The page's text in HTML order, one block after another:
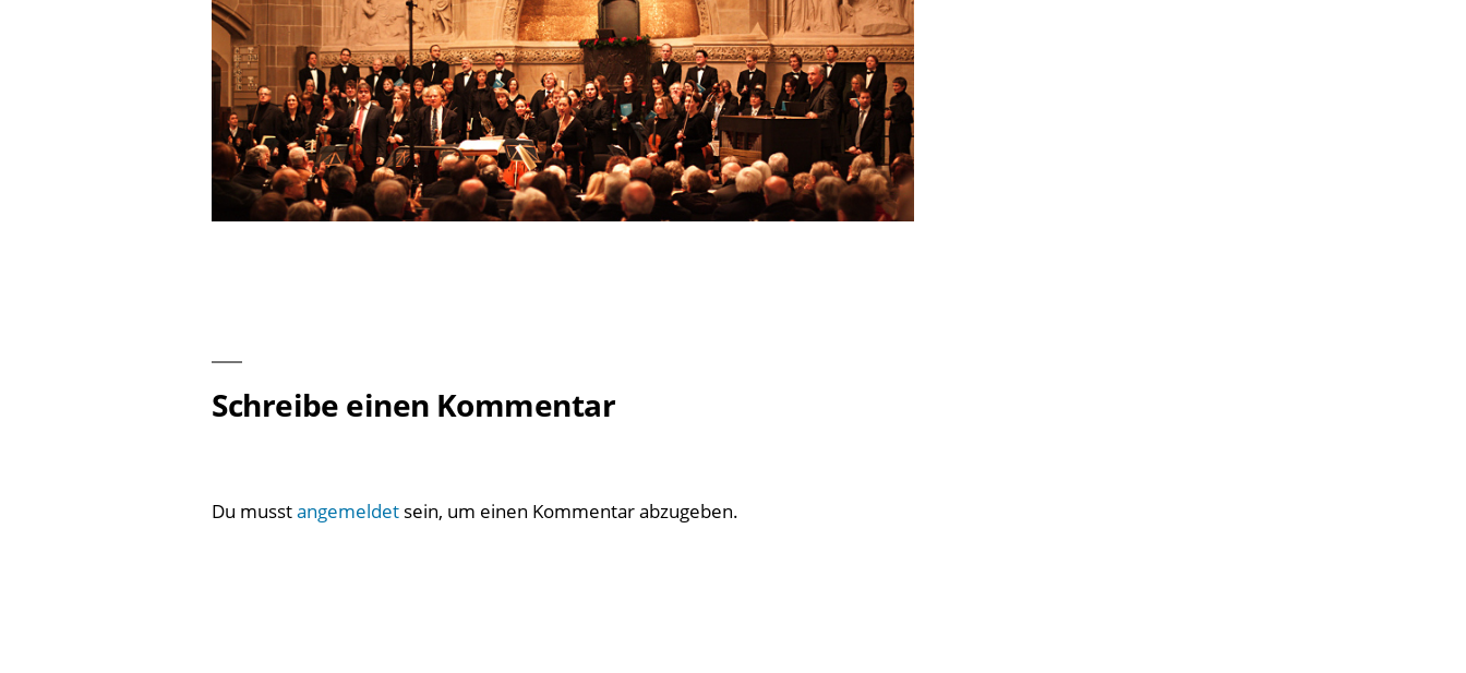
Schreibe einen Kommentar
Du musstangemeldet sein, um einen Kommentar abzugeben.